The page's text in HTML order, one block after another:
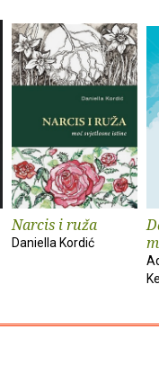
Narcis i ruža
Daniella Kordić